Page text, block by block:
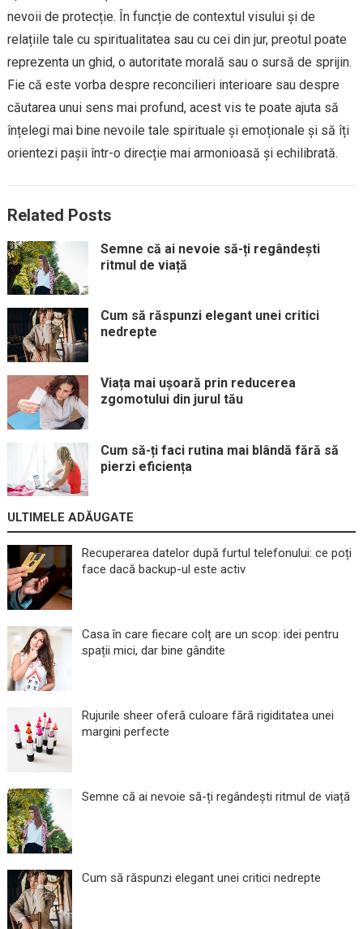
nevoii de protecție. În funcție de contextul visului și de
relațiile tale cu spiritualitatea sau cu cei din jur, preotul poate
reprezenta un ghid, o autoritate morală sau o sursă de sprijin.
Fie că este vorba despre reconcilieri interioare sau despre
căutarea unui sens mai profund, acest vis te poate ajuta să
înțelegi mai bine nevoile tale spirituale și emoționale și să îți
orientezi pașii într-o direcție mai armonioasă și echilibrată.
Related Posts
Semne că ai nevoie să-ți regândești
ritmul de viață
Cum să răspunzi elegant unei critici
nedrepte
Viața mai ușoară prin reducerea
zgomotului din jurul tău
Cum să-ți faci rutina mai blândă fără să
pierzi eficiența
ULTIMELE ADĂUGATE
Recuperarea datelor după furtul telefonului: ce poți
face dacă backup-ul este activ
Casa în care fiecare colț are un scop: idei pentru
spații mici, dar bine gândite
Rujurile sheer oferă culoare fără rigiditatea unei
margini perfecte
Semne că ai nevoie să-ți regândești ritmul de viață
Cum să răspunzi elegant unei critici nedrepte